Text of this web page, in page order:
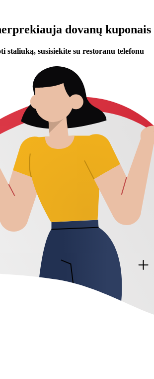
dovanų
staliuką, susisiekite su restoranu telefonu